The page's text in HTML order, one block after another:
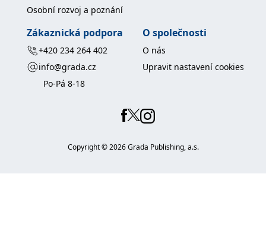
Osobní rozvoj a poznání
Zákaznická podpora
+420 234 264 402
info@grada.cz
Po-Pá 8-18
O společnosti
O nás
Upravit nastavení cookies
Copyright ©2026Grada Publishing, a.s.